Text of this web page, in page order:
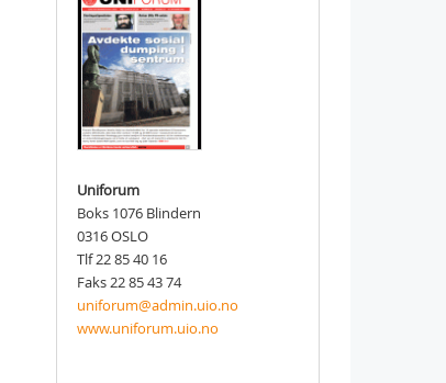
Uniforum
Boks 1076 Blindern
0316 OSLO
Tlf 22 85 40 16
Faks 22 85 43 74
uniforum@admin.uio.no
www.uniforum.uio.no